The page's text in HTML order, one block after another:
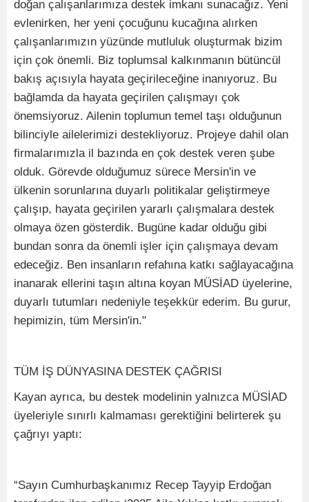
doğan çalışanlarımıza destek imkanı sunacağız. Yeni
evlenirken, her yeni çocuğunu kucağına alırken
çalışanlarımızın yüzünde mutluluk oluşturmak bizim
için çok önemli. Biz toplumsal kalkınmanın bütüncül
bakış açısıyla hayata geçirileceğine inanıyoruz. Bu
bağlamda da hayata geçirilen çalışmayı çok
önemsiyoruz. Ailenin toplumun temel taşı olduğunun
bilinciyle ailelerimizi destekliyoruz. Projeye dahil olan
firmalarımızla il bazında en çok destek veren şube
olduk. Görevde olduğumuz sürece Mersin'in ve
ülkenin sorunlarına duyarlı politikalar geliştirmeye
çalışıp, hayata geçirilen yararlı çalışmalara destek
olmaya özen gösterdik. Bugüne kadar olduğu gibi
bundan sonra da önemli işler için çalışmaya devam
edeceğiz. Ben insanların refahına katkı sağlayacağına
inanarak ellerini taşın altına koyan MÜSİAD üyelerine,
duyarlı tutumları nedeniyle teşekkür ederim. Bu gurur,
hepimizin, tüm Mersin'in."
TÜM İŞ DÜNYASINA DESTEK ÇAĞRISI
Kayan ayrıca, bu destek modelinin yalnızca MÜSİAD
üyeleriyle sınırlı kalmaması gerektiğini belirterek şu
çağrıyı yaptı:
“Sayın Cumhurbaşkanımız Recep Tayyip Erdoğan